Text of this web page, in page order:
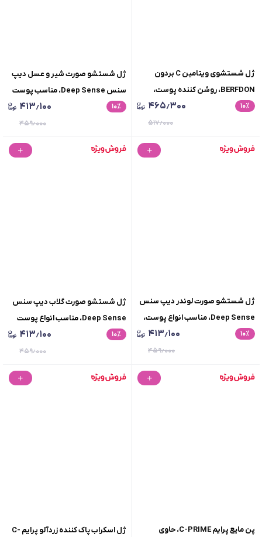
ژل شستشوی ویتامین C بردون
BERFDON، روشن کننده پوست،
مناسب انواع پوست، حجم میلی لیتر
۱۰٪ ۴۶۵٫۳۰۰
۵۱۷٫۰۰۰
ژل شستشو صورت شیر و عسل دیپ
سنس Deep Sense، مناسب پوست
معمولی تا چرب، حجم250میلی لیتر
۱۰٪ ۴۱۳٫۱۰۰
۴۵۹٫۰۰۰
ژل شستشو صورت لوندر دیپ سنس
Deep Sense، مناسب انواع پوست،
حجم250میلی لیتر
۱۰٪ ۴۱۳٫۱۰۰
۴۵۹٫۰۰۰
ژل شستشو صورت گلاب دیپ سنس
Deep Sense، مناسب انواع پوست
حتی حساس، حجم 250 میلی لیتر
۱۰٪ ۴۱۳٫۱۰۰
۴۵۹٫۰۰۰
پن مایع پرایم C-PRIME، حاوی ژل اسکراب پاک کننده زردآلو پرایم C-